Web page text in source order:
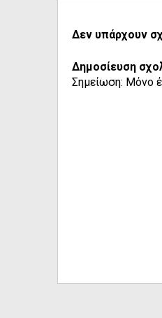
Δεν υπάρχουν
Δημοσίευση
Σημείωση: Μόνο